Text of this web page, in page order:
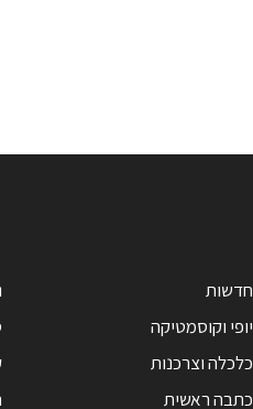
חדשות
יופי וקוסמטיקה
כלכלה וצרכנות
כתבה ראשית